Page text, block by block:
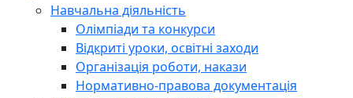
Навчальна діяльність
Олімпіади та конкурси
Відкриті уроки, освітні заходи
Організація роботи, накази
Нормативно-правова документація